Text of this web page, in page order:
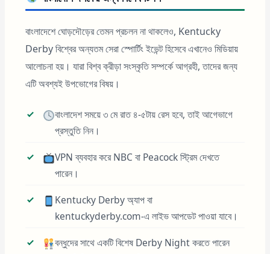
বাংলাদেশে ঘোড়দৌড়ের তেমন প্রচলন না থাকলেও, Kentucky
Derby বিশ্বের অন্যতম সেরা স্পোর্টিং ইভেন্ট হিসেবে এখানেও মিডিয়ায়
আলোচনা হয়। যারা বিশ্ব ক্রীড়া সংস্কৃতি সম্পর্কে আগ্রহী, তাদের জন্য
এটি অবশ্যই উপভোগের বিষয়।
বাংলাদেশ সময়ে ৩ মে রাত ৪-৫টায় রেস হবে, তাই আগেভাগে
প্রস্তুতি নিন।
VPN ব্যবহার করে NBC বা Peacock স্ট্রিম দেখতে
পারেন।
Kentucky Derby অ্যাপ বা
kentuckyderby.com-এ লাইভ আপডেট পাওয়া যাবে।
বন্ধুদের সাথে একটি বিশেষ Derby Night করতে পারেন